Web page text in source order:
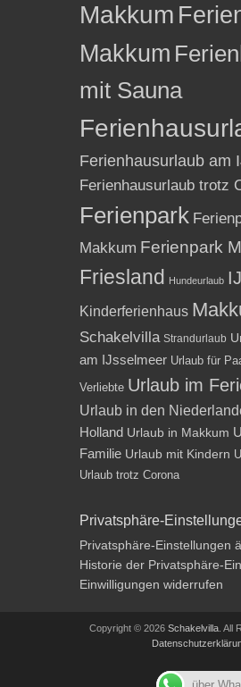
Makkum
Makkum
mit Sauna
Ferienhausurlaub am
Ferienhausurlaub trotz
Ferienpark
Makkum Ferienpark
Friesland Hundeurlaub
Kinderferienhaus
Schakelvilla Strandurlaub
am IJsselmeer Urlaub für
Verliebte Urlaub im
Urlaub in den
Holland Urlaub in Makkum
Familie Urlaub mit Kindern
Urlaub trotz Corona
Privatsphäre-
Privatsphäre-Einstellungen
Historie der Privatsphäre-
Einwilligungen widerrufen
Copyright © 2026 Schakelvilla. All
Impressum